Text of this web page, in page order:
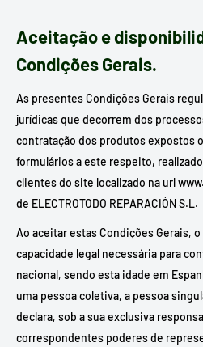
Aceitação e
Condições Gerais.
As presentes Condições Gerais
jurídicas que decorrem dos
contratação dos produtos expostos
formulários a este respeito,
clientes do site localizado na url
de ELECTROTODO REPARACIÓN S.L.
Ao aceitar estas Condições Gerais,
capacidade legal necessária para
nacional, sendo esta idade em
uma pessoa coletiva, a pessoa
declara, sob a sua exclusiva
correspondentes poderes de